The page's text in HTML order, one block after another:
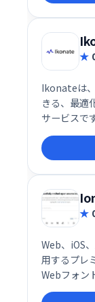
Ikonateは
きる、最適
サービスで
ティにも
す。無料で
Web、iOS
用するプレ
Webフォン
よってラ